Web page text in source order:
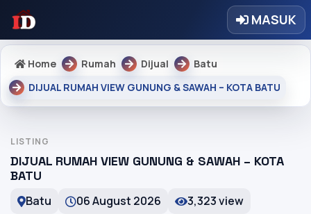
MASUK
Home Rumah Dijual
Batu
DIJUAL RUMAH VIEW GUNUNG & SAWAH – KOTA BATU
LISTING
DIJUAL RUMAH VIEW GUNUNG & SAWAH – KOTA
BATU
Batu 06 August 2026 3,323 view